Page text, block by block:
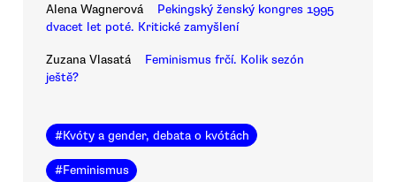
Alena Wagnerová
Pekingský ženský kongres 1995
dvacet let poté. Kritické zamyšlení
Zuzana Vlasatá
Feminismus frčí. Kolik sezón
ještě?
#Kvóty a gender, debata o kvótách
#Feminismus